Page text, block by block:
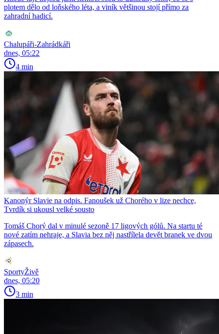
plotem dělo od loňského léta, a viník většinou stojí přímo za
zahradní hadicí.
Chalupáři-Zahrádkáři
dnes, 05:22
4 min
Kanonýr Slavie na odpis. Fanoušek už Chorého v lize nechce,
Tvrdík si ukousl velké sousto
Tomáš Chorý dal v minulé sezoně 17 ligových gólů. Na startu té
nové zatím nehraje, a Slavia bez něj nastřílela devět branek ve dvou
zápasech.
SportyŽivě
dnes, 05:20
3 min